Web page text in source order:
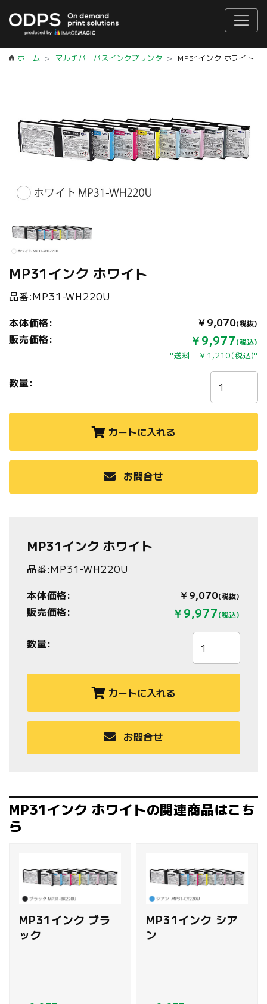
ホーム マルチパーパスインクプリンタ MP31インク ホワイト
MP31インク ホワイト
品番:MP31-WH220U
本体価格:
￥9,070(税抜)
販売価格: ￥9,977(税込)
"送料 ￥1,210(税込)"
数量:
カートに入れる
お問合せ
MP31インク ホワイト
品番:MP31-WH220U
本体価格:
￥9,070(税抜)
販売価格: ￥9,977(税込)
数量:
カートに入れる
お問合せ
MP31インク ホワイトの関連商品はこち
ら
MP31インク ブラ
ック
MP31インク シア
ン